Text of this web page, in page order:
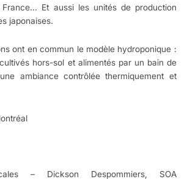
France… Et aussi les unités de production
japonaises.
ont en commun le modèle hydroponique :
hors-sol et alimentés par un bain de
ambiance contrôlée thermiquement et